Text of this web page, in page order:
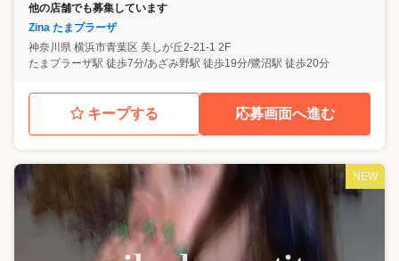
他の店舗でも募集しています
Zina たまプラーザ
神奈川県 横浜市青葉区 美しが丘2-21-1 2F
たまプラーザ駅 徒歩7分/あざみ野駅 徒歩19分/鷺沼駅 徒歩20分
キープする 応募画面へ進む
NEW